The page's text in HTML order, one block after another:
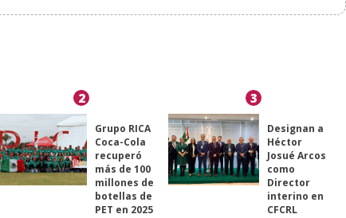
2
Grupo RICA
Coca-Cola
recuperó
más de 100
millones de
botellas de
PET en 2025
3
Designan a
Héctor
Josué Arcos
como
Director
interino en
CFCRL